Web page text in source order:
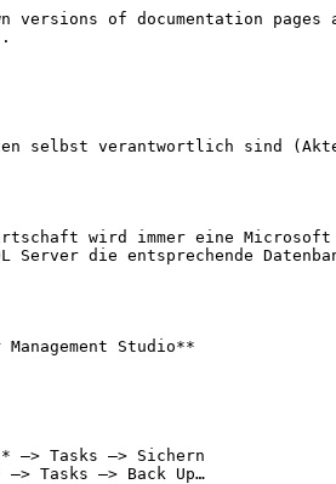
of documentation pages
selbst verantwortlich sind
wird immer eine
Server die entsprechende
Studio**
–> Tasks –> Sichern
Tasks –> Back Up…